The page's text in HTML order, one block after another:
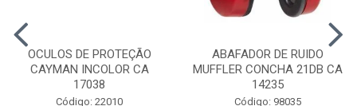
OCULOS DE PROTEÇÃO
CAYMAN INCOLOR CA
17038
Código: 22010
ABAFADOR DE RUIDO
MUFFLER CONCHA 21DB CA
14235
Código: 98035